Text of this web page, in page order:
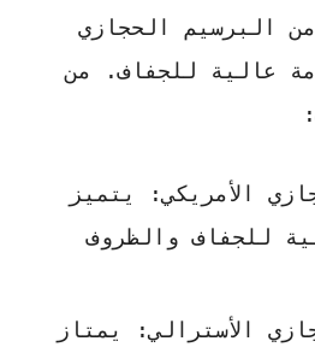
البرسيم الحجازي
عالية للجفاف. من
الأمريكي: يتميز
للجفاف والظروف
الأسترالي: يمتاز